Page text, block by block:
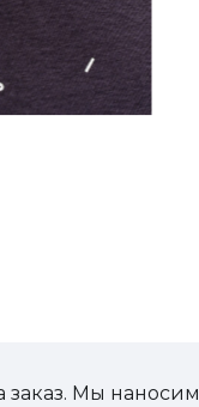
заказ. Мы наносим